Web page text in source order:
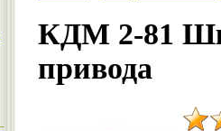
КДМ 2-81
привода